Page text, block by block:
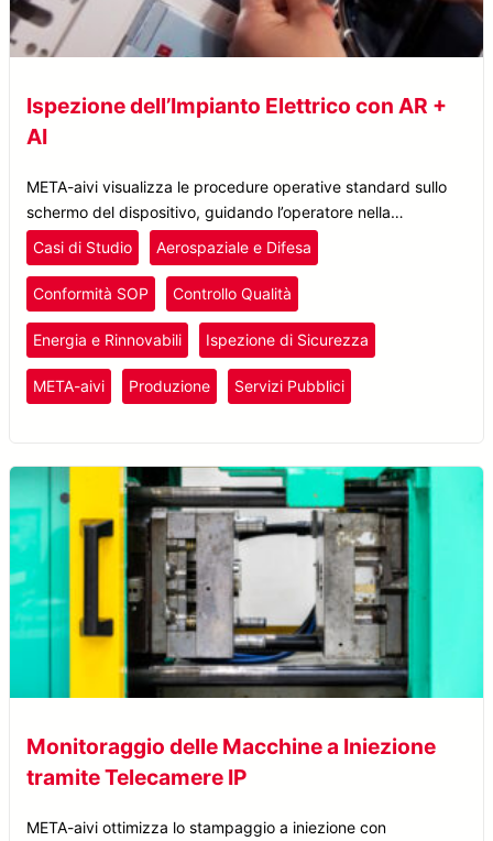
Ispezione dell’Impianto Elettrico con AR +
AI
META-aivi visualizza le procedure operative standard sullo
schermo del dispositivo, guidando l’operatore nella
correzione degli errori e generando i risultati del rilevamento
con una marcatura temporale.
Casi di Studio Aerospaziale e Difesa
Conformità SOP Controllo Qualità
Energia e Rinnovabili Ispezione di Sicurezza
META-aivi Produzione Servizi Pubblici
Monitoraggio delle Macchine a Iniezione
tramite Telecamere IP
META-aivi ottimizza lo stampaggio a iniezione con